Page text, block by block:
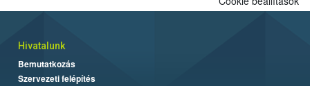
Hivatalunk
Bemutatkozás
Szervezeti felépítés